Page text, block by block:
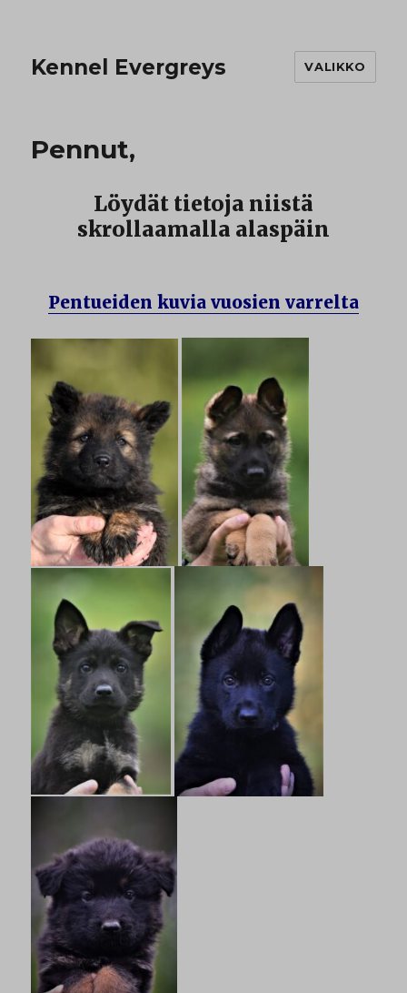
Kennel Evergreys VALIKKO
Pennut,
Löydät tietoja niistä
skrollaamalla alaspäin
Pentueiden kuvia vuosien varrelta